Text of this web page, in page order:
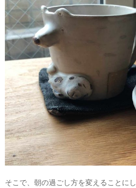
そこで、朝の過ごし方を変えることにし